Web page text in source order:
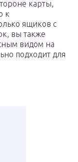
карты,
к
ящиков с
вы также
видом на
подходит для